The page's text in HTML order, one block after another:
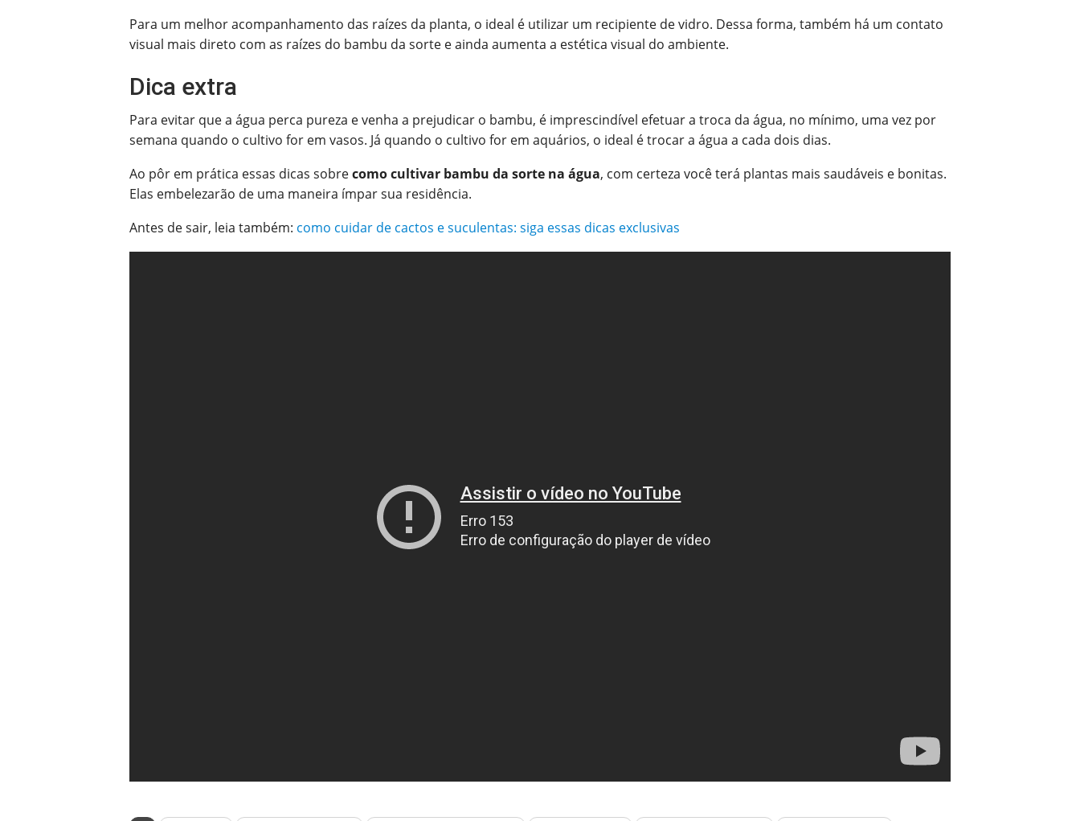
Para um melhor acompanhamento das raízes da planta, o ideal é utilizar um recipiente de vidro. Dessa forma, também há um contato
visual mais direto com as raízes do bambu da sorte e ainda aumenta a estética visual do ambiente.
Dica extra
Para evitar que a água perca pureza e venha a prejudicar o bambu, é imprescindível efetuar a troca da água, no mínimo, uma vez por
semana quando o cultivo for em vasos. Já quando o cultivo for em aquários, o ideal é trocar a água a cada dois dias.
Ao pôr em prática essas dicas sobrecomo cultivar bambu da sorte na água, com certeza você terá plantas mais saudáveis e bonitas.
Elas embelezarão de uma maneira ímpar sua residência.
Antes de sair, leia também: como cuidar de cactos e suculentas: siga essas dicas exclusivas